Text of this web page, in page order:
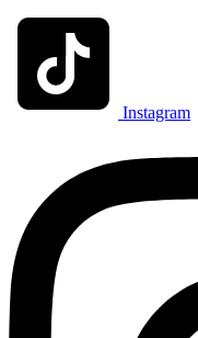
Instagram